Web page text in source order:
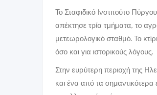
Το Σταφιδικό Ινστιτούτο
απέκτησε τρία τμήματα, το
μετεωρολογικό σταθμό. Το
όσο και για ιστορικούς λόγους.
Στην ευρύτερη περιοχή της
και ένα από τα